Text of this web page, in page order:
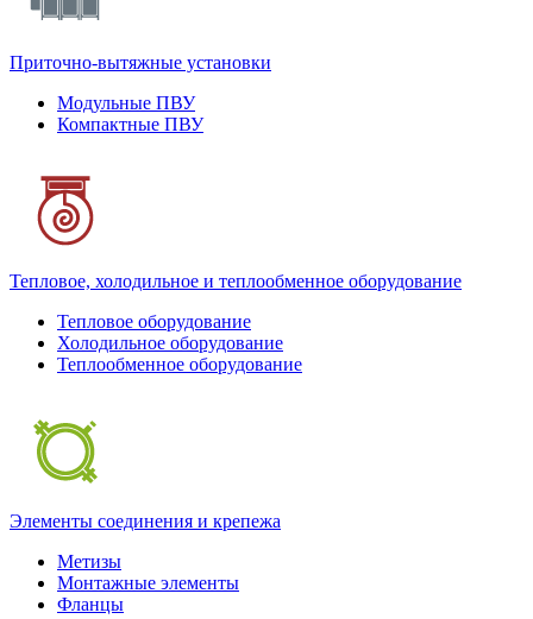
Приточно-вытяжные установки
Модульные ПВУ
Компактные ПВУ
Тепловое, холодильное и теплообменное оборудование
Тепловое оборудование
Холодильное оборудование
Теплообменное оборудование
Элементы соединения и крепежа
Метизы
Монтажные элементы
Фланцы